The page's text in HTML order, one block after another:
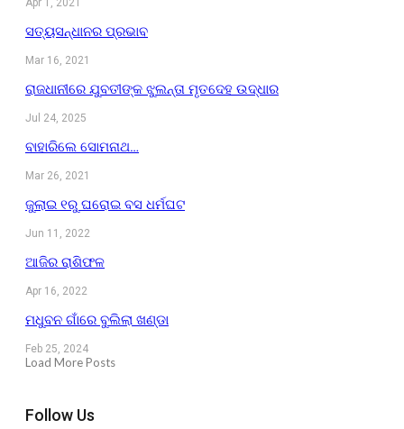
ସତ୍ୟସନ୍ଧାନର ପ୍ରଭାବ
Mar 16, 2021
ରାଜଧାନୀରେ ଯୁବତୀଙ୍କ ଝୁଲନ୍ତା ମୃତଦେହ ଉଦ୍ଧାର
Jul 24, 2025
ବାହାରିଲେ ସୋମନାଥ…
Mar 26, 2021
ଜୁଲାଇ ୧ରୁ ଘରୋଇ ବସ ଧର୍ମଘଟ
Jun 11, 2022
ଆଜିର ରାଶିଫଳ
Apr 16, 2022
ମଧୁବନ ଗାଁରେ ବୁଲିଲା ଖଣ୍ଡା
Feb 25, 2024
Load More Posts
Follow Us